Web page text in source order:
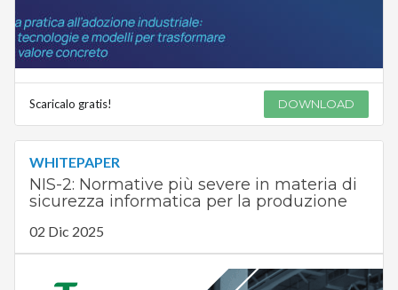
Scaricalo gratis! DOWNLOAD
WHITEPAPER
NIS-2: Normative più severe in materia di
sicurezza informatica per la produzione
02 Dic 2025